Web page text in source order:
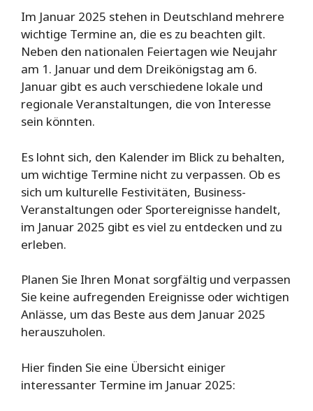
Im Januar 2025 stehen in Deutschland mehrere
wichtige Termine an, die es zu beachten gilt.
Neben den nationalen Feiertagen wie Neujahr
am 1. Januar und dem Dreikönigstag am 6.
Januar gibt es auch verschiedene lokale und
regionale Veranstaltungen, die von Interesse
sein könnten.
Es lohnt sich, den Kalender im Blick zu behalten,
um wichtige Termine nicht zu verpassen. Ob es
sich um kulturelle Festivitäten, Business-
Veranstaltungen oder Sportereignisse handelt,
im Januar 2025 gibt es viel zu entdecken und zu
erleben.
Planen Sie Ihren Monat sorgfältig und verpassen
Sie keine aufregenden Ereignisse oder wichtigen
Anlässe, um das Beste aus dem Januar 2025
herauszuholen.
Hier finden Sie eine Übersicht einiger
interessanter Termine im Januar 2025: